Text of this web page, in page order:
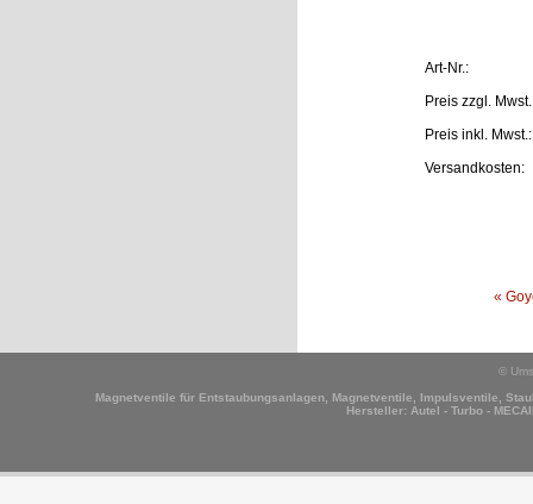
Art-Nr.:
Preiszzgl.
Preisinkl. Mwst.:
Versandkosten:
«
©
Magnetventile für Entstaubungsanlagen, Magnetventile, Impulsventile,
Hersteller: Autel - Turbo -